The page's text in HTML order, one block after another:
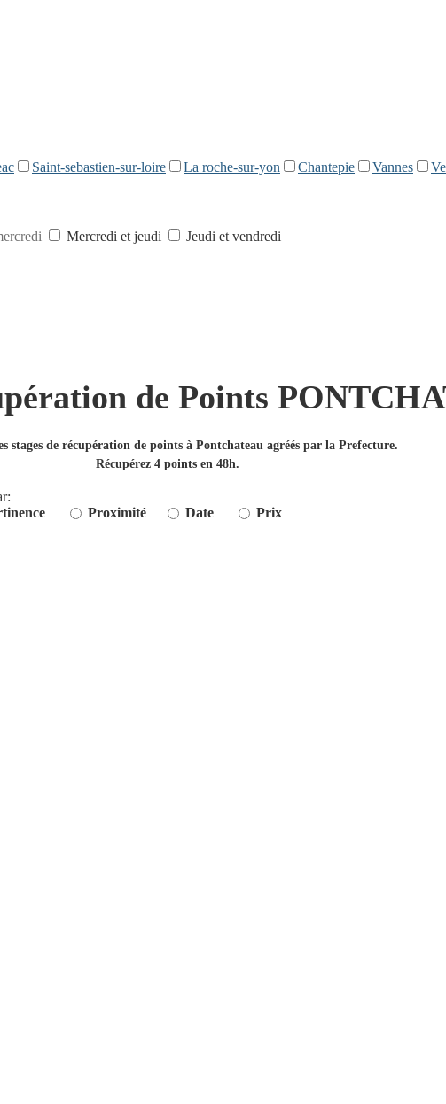
Saint-sebastien-sur-loire La roche-sur-yon Chantepie Vannes
Mercredi et jeudi Jeudi et vendredi
de Points
stages de récupération de points à Pontchateau agréés par la Prefecture.
Récupérez 4 points en 48h.
Proximité Date Prix